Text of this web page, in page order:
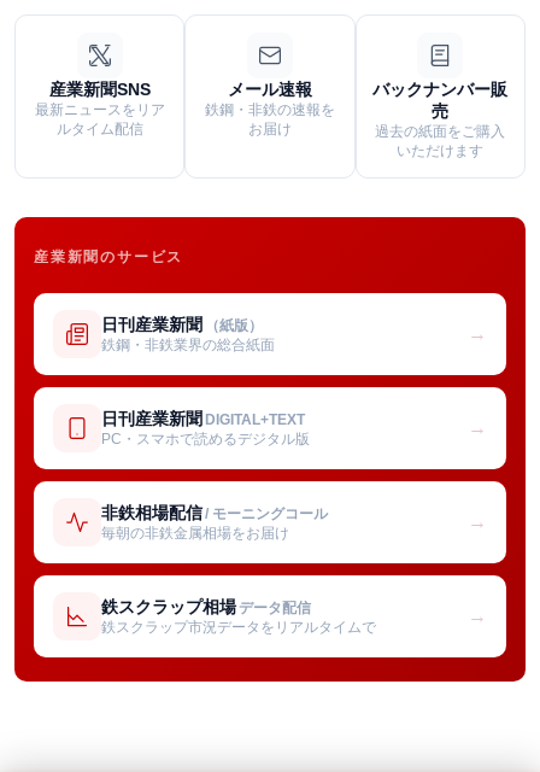
産業新聞SNS
最新ニュースをリア
ルタイム配信
メール速報
鉄鋼・非鉄の速報を
お届け
バックナンバー販
売
過去の紙面をご購入
いただけます
産業新聞のサービス
日刊産業新聞 （紙版）
鉄鋼・非鉄業界の総合紙面
→
日刊産業新聞 DIGITAL+TEXT
PC・スマホで読めるデジタル版
→
非鉄相場配信/ モーニングコール
毎朝の非鉄金属相場をお届け
→
鉄スクラップ相場 データ配信
鉄スクラップ市況データをリアルタイムで
→